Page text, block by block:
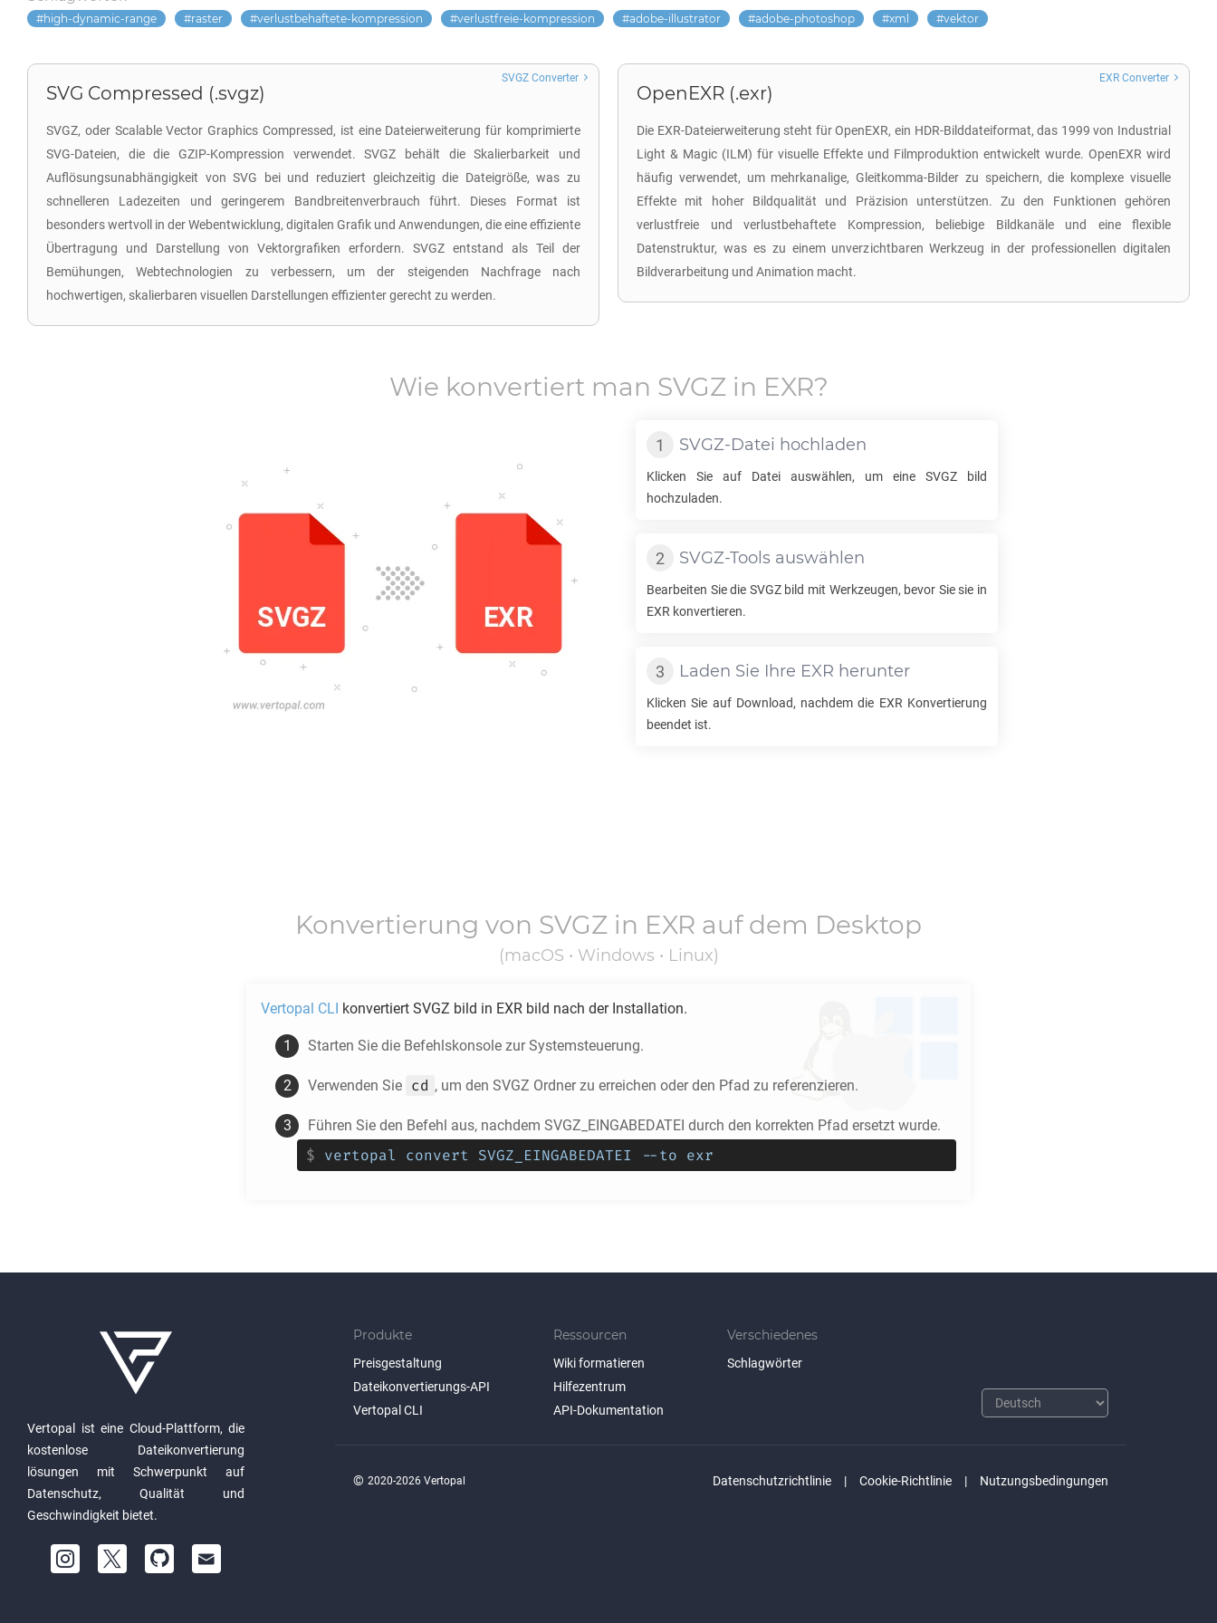
high-dynamic-range raster verlustbehaftete-kompression verlustfreie-kompression adobe-illustrator adobe-photoshop xml vektor
SVG Compressed (.svgz)
SVGZ, oder Scalable Vector Graphics Compressed, ist eine Dateierweiterung für komprimierte
SVG-Dateien, die die GZIP-Kompression verwendet. SVGZ behält die Skalierbarkeit und
Auflösungsunabhängigkeit von SVG bei und reduziert gleichzeitig die Dateigröße, was zu
schnelleren Ladezeiten und geringerem Bandbreitenverbrauch führt. Dieses Format ist
besonders wertvoll in der Webentwicklung, digitalen Grafik und Anwendungen, die eine effiziente
Übertragung und Darstellung von Vektorgrafiken erfordern. SVGZ entstand als Teil der
Bemühungen, Webtechnologien zu verbessern, um der steigenden Nachfrage nach
hochwertigen, skalierbaren visuellen Darstellungen effizienter gerecht zu werden.
SVGZ Converter
OpenEXR (.exr)
Die EXR-Dateierweiterung steht für OpenEXR, ein HDR-Bilddateiformat, das 1999 von Industrial
Light & Magic (ILM) für visuelle Effekte und Filmproduktion entwickelt wurde. OpenEXR wird
häufig verwendet, um mehrkanalige, Gleitkomma-Bilder zu speichern, die komplexe visuelle
Effekte mit hoher Bildqualität und Präzision unterstützen. Zu den Funktionen gehören
verlustfreie und verlustbehaftete Kompression, beliebige Bildkanäle und eine flexible
Datenstruktur, was es zu einem unverzichtbaren Werkzeug in der professionellen digitalen
Bildverarbeitung und Animation macht.
EXR Converter
Wie konvertiert man SVGZin EXR?
SVGZ-Datei hochladen
Klicken Sie auf Datei auswählen, um eine SVGZ bild
hochzuladen.
SVGZ-Tools auswählen
Bearbeiten Sie die SVGZbild mit Werkzeugen, bevor Sie sie in
EXR konvertieren.
Laden Sie Ihre EXR herunter
Klicken Sie auf Download, nachdem die EXR Konvertierung
beendet ist.
Konvertierung von SVGZ in EXR auf dem Desktop
(macOS • Windows • Linux)
Vertopal CLI konvertiert SVGZ bild in EXR bild nach der Installation.
Starten Sie die Befehlskonsole zur Systemsteuerung.
Verwenden Sie cd , um den SVGZ Ordner zu erreichen oder den Pfad zu referenzieren.
Führen Sie den Befehl aus, nachdem SVGZ_EINGABEDATEI durch den korrekten Pfad ersetzt wurde.
$ vertopal convert SVGZ_EINGABEDATEI --to exr
Vertopal ist eine Cloud-Plattform, die
kostenlose Dateikonvertierung
lösungen mit Schwerpunkt auf
Datenschutz, Qualität und
Geschwindigkeit bietet.
Produkte
Preisgestaltung
Dateikonvertierungs-API
Vertopal CLI
Ressourcen
Wiki formatieren
Hilfezentrum
API-Dokumentation
Verschiedenes
Schlagwörter
Datenschutzrichtlinie Cookie-Richtlinie Nutzungsbedingungen
© 2020-2026 Vertopal